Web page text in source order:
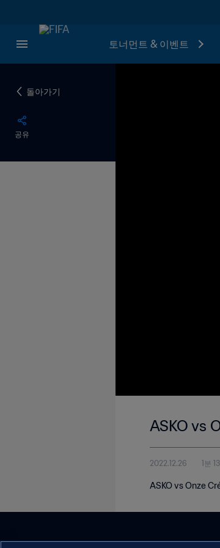
토너먼트 & 이벤트
돌아가기
공유
ASKO vs
2022.12.26 1분
ASKO vs Onze